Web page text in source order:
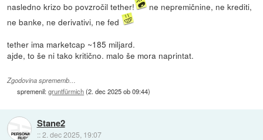
nasledno krizo bo povzročil tether!
ne nepremičnine, ne krediti,
ne banke, ne derivativi, ne fed
tether ima marketcap ~185 miljard.
ajde, to še ni tako kritično. malo še mora naprintat.
Zgodovina sprememb…
spremenil:gruntfürmich(2. dec 2025 ob 09:44)
Stane2
::2. dec 2025, 19:07